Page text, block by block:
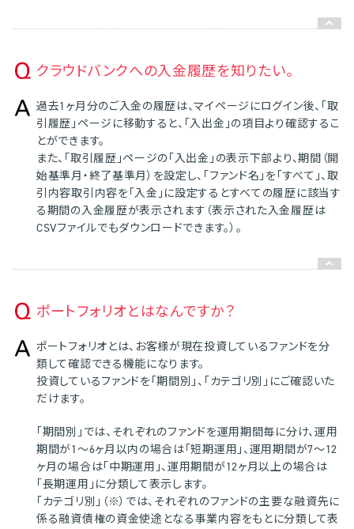
クラウドバンクへの入金履歴を知りたい。
過去1ヶ月分のご入金の履歴は、マイページにログイン後、「取
引履歴」ページに移動すると、「入出金」の項目より確認するこ
とができます。
また、「取引履歴」ページの「入出金」の表示下部より、期間（開
始基準月・終了基準月）を設定し、「ファンド名」を「すべて」、取
引内容取引内容を「入金」に設定するとすべての履歴に該当す
る期間の入金履歴が表示されます（表示された入金履歴は
CSVファイルでもダウンロードできます。）。
ポートフォリオとはなんですか？
ポートフォリオとは、お客様が現在投資しているファンドを分
類して確認できる機能になります。
投資しているファンドを「期間別」、「カテゴリ別」にご確認いた
だけます。
「期間別」では、それぞれのファンドを運用期間毎に分け、運用
期間が1～6ヶ月以内の場合は「短期運用」、運用期間が7～12
ヶ月の場合は「中期運用」、運用期間が12ヶ月以上の場合は
「長期運用」に分類して表示します。
「カテゴリ別」（※）では、それぞれのファンドの主要な融資先に
係る融資債権の資金使途となる事業内容をもとに分類して表